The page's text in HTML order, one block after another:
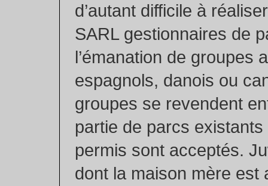
d’autant difficile à
SARL gestionnaires de
l’émanation de groupes
espagnols, danois ou
groupes se revendent
partie de parcs
permis sont acceptés.
dont la maison mère est